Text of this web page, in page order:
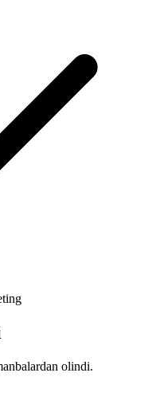
olindi.